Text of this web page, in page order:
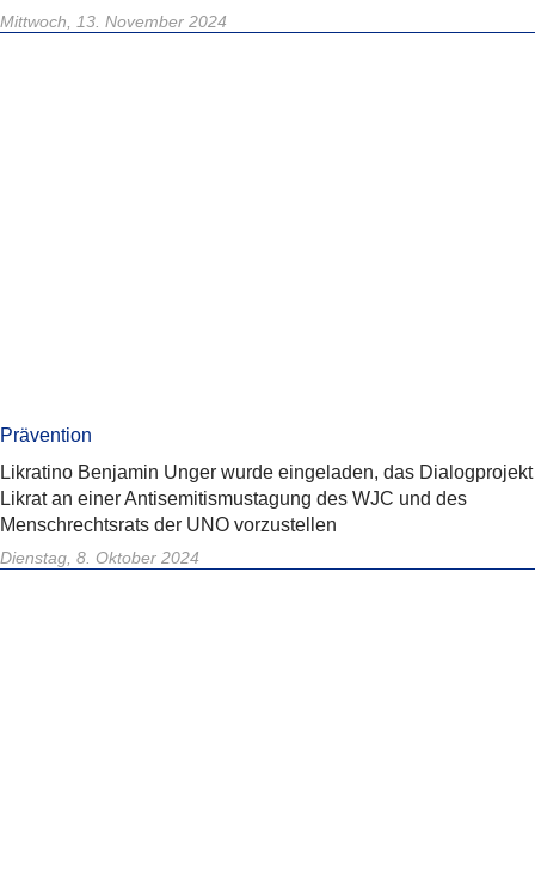
Mittwoch, 13. November 2024
Prävention
Likratino Benjamin Unger wurde eingeladen, das Dialogprojekt
Likrat an einer Antisemitismustagung des WJC und des
Menschrechtsrats der UNO vorzustellen
Dienstag, 8. Oktober 2024